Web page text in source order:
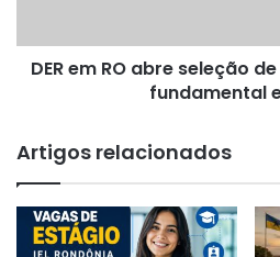
para
nível
DER em RO abre seleção
fundamental
Artigos relacionados